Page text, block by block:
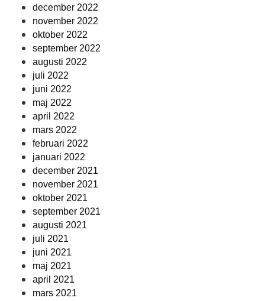
december 2022
november 2022
oktober 2022
september 2022
augusti 2022
juli 2022
juni 2022
maj 2022
april 2022
mars 2022
februari 2022
januari 2022
december 2021
november 2021
oktober 2021
september 2021
augusti 2021
juli 2021
juni 2021
maj 2021
april 2021
mars 2021